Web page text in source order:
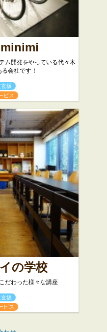
ム開発をやっている代々木
会社です！
玄坂
ビス
の学校
だわった様々な講座
玄坂
ビス